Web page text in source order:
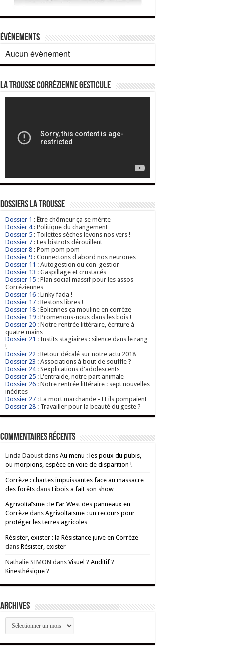
Évènements
Aucun évènement
La Trousse corrézienne gesticule
Dossiers La Trousse
Dossier 1 : Être chômeur ça se mérite
Dossier 4: Politique du changement
Dossier 5 : Toilettes sèches levons nos vers !
Dossier 7 : Les bistrots dérouillent
Dossier 8 : Pom pom pom
Dossier 9 : Connectons d'abord nos neurones
Dossier 11 : Autogestion ou con-gestion
Dossier 13 : Gaspillage et crustacés
Dossier 15 : Plan social massif pour les assos
Corréziennes
Dossier 16 : Linky fada !
Dossier 17 : Restons libres !
Dossier 18 : Éoliennes ça mouline en corrèze
Dossier 19 : Promenons-nous dans les bois !
Dossier 20 : Notre rentrée littéraire, écriture à
quatre mains
Dossier 21 : Instits stagiaires : silence dans le rang
!
Dossier 22 : Retour décalé sur notre actu 2018
Dossier 23 : Associations à bout de souffle ?
Dossier 24: Sexplications d'adolescents
Dossier 25 : L'entraide, notre part animale
Dossier 26 : Notre rentrée littéraire : sept nouvelles
inédites
Dossier 27 : La mort marchande - Et ils pompaient
Dossier 28 : Travailler pour la beauté du geste ?
Commentaires récents
Linda Daoust dans Au menu : les poux du pubis,
ou morpions, espèce en voie de disparition !
Corrèze : chartes impuissantes face au massacre
des forêts dans Fibois a fait son show
Agrivoltaïsme : le Far West des panneaux en
Corrèze dans Agrivoltaïsme : un recours pour
protéger les terres agricoles
Résister, exister : la Résistance juive en Corrèze
dans Résister, exister
Nathalie SIMON dans Visuel ? Auditif ?
Kinesthésique ?
ARCHIVES
ARCHIVES